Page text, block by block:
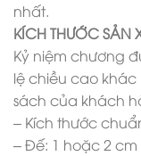
nhất.
KÍCH THƯỚC SẢN
Kỷ niệm chương
lệ chiều cao
sách của khách
– Kích thước
– Đế: 1 hoặc 2 cm